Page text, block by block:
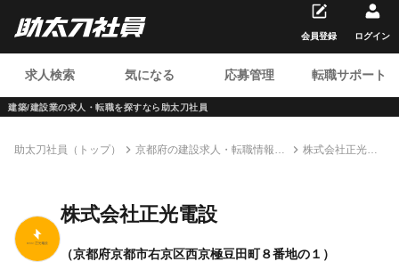
建築/建設業の求人・転職を探すなら助太刀社員
求人検索 気になる 応募管理 転職サポート
会員登録 ログイン
助太刀社員（トップ）
京都府の建設求人・転職情報一
株式会社正光電
株式会社正光電設
（京都府京都市右京区西京極豆田町８番地の１）